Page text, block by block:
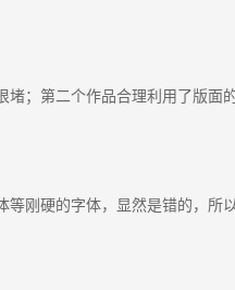
堵；第二个作品合理利用了版面
等刚硬的字体，显然是错的，所